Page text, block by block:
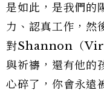
是如此，是我們的
力、認真工作，然
對Shannon（
與祈禱，還有他
心碎了，你會永遠